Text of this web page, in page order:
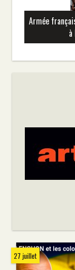
Armée
27 juillet